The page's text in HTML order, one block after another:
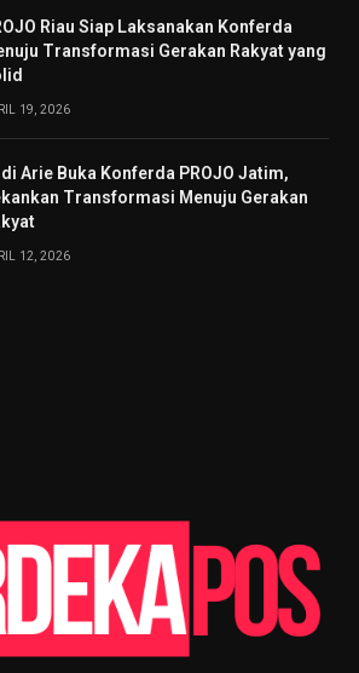
Riau Siap Laksanakan Konferda
Transformasi Gerakan Rakyat yang
19, 2026
Arie Buka Konferda PROJO Jatim,
Transformasi Menuju Gerakan
12, 2026